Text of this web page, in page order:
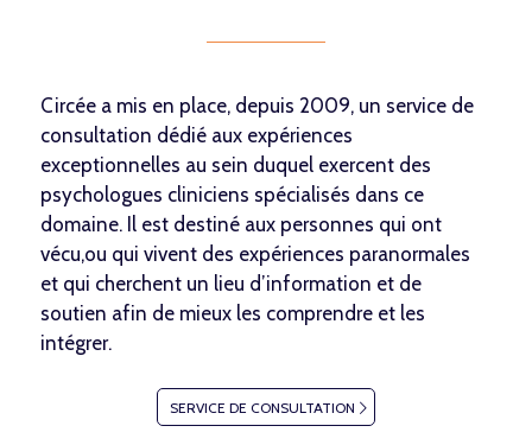
Circée a mis en place, depuis 2009, un service de
consultation dédié aux expériences
exceptionnelles au sein duquel exercent des
psychologues cliniciens spécialisés dans ce
domaine. Il est destiné aux personnes qui ont
vécu,ou qui vivent des expériences paranormales
et qui cherchent un lieu d’information et de
soutien afin de mieux les comprendre et les
intégrer.
SERVICE DE CONSULTATION